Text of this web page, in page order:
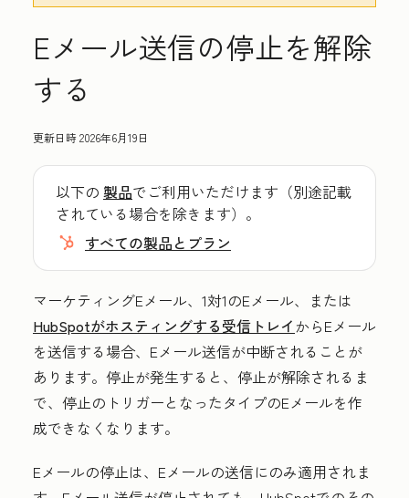
Eメール送信の停止を解除
する
更新日時2026年6月19日
以下の 製品でご利用いただけます（別途記載
されている場合を除きます）。
すべての製品とプラン
マーケティングEメール、1対1のEメール、または
HubSpotがホスティングする受信トレイからEメール
を送信する場合、Eメール送信が中断されることが
あります。停止が発生すると、停止が解除されるま
で、停止のトリガーとなったタイプのEメールを作
成できなくなります。
Eメールの停止は、Eメールの送信にのみ適用されま